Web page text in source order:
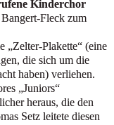
Kinderchor
Fleck zum
Plakette“ (eine
die sich um die
haben) verliehen.
„Juniors“
heraus, die den
Setz leitete diesen